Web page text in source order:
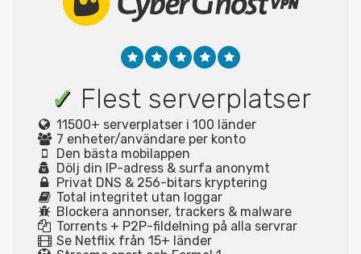
✓ Flest serverplatser
11500+ serverplatser i 100 länder
7 enheter/användare per konto
Den bästa mobilappen
Dölj din IP-adress & surfa anonymt
Privat DNS & 256-bitars kryptering
Total integritet utan loggar
Blockera annonser, trackers & malware
Torrents + P2P-fildelning på alla servrar
Se Netflix från 15+ länder